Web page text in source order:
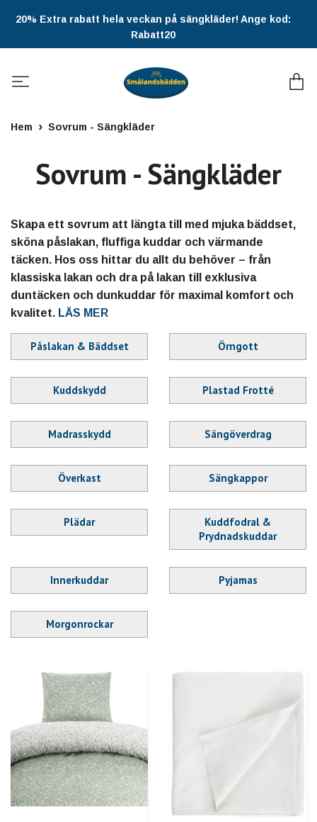
20% Extra rabatt hela veckan på sängkläder! Ange kod:
Rabatt20
Hem Sovrum - Sängkläder
Sovrum - Sängkläder
Skapa ett sovrum att längta till med mjuka bäddset,
sköna påslakan, fluffiga kuddar och värmande
täcken. Hos oss hittar du allt du behöver – från
klassiska lakan och dra på lakan till exklusiva
duntäcken och dunkuddar för maximal komfort och
kvalitet. LÄS MER
Påslakan & Bäddset Örngott
Kuddskydd Plastad Frotté
Madrasskydd Sängöverdrag
Överkast Sängkappor
Plädar
Kuddfodral &
Prydnadskuddar
Innerkuddar Pyjamas
Morgonrockar